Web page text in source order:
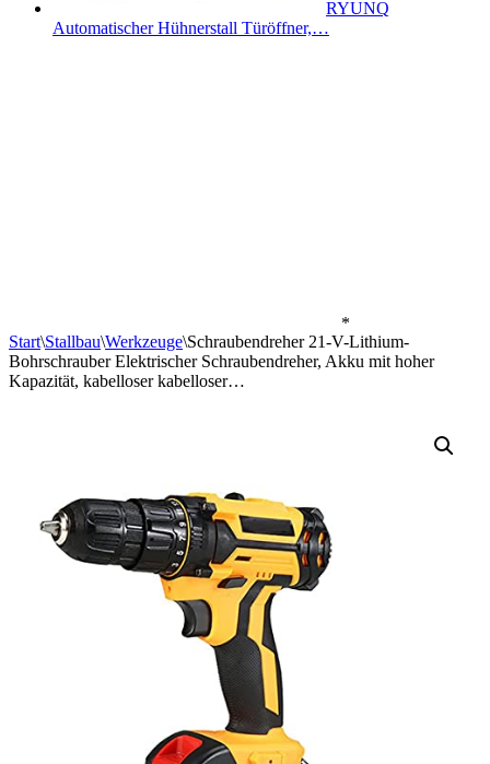
RYUNQ
Automatischer Hühnerstall Türöffner,…
*
Start\Stallbau\Werkzeuge\Schraubendreher 21-V-Lithium-
Bohrschrauber Elektrischer Schraubendreher, Akku mit hoher
Kapazität, kabelloser kabelloser…